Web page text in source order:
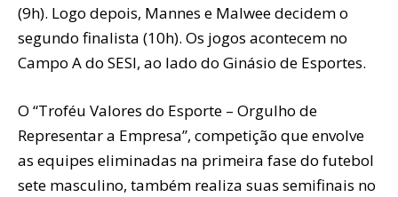
(9h). Logo depois, Mannes e Malwee decidem o
segundo finalista (10h). Os jogos acontecem no
Campo A do SESI, ao lado do Ginásio de Esportes.
O “Troféu Valores do Esporte – Orgulho de
Representar a Empresa”, competição que envolve
as equipes eliminadas na primeira fase do futebol
sete masculino, também realiza suas semifinais no